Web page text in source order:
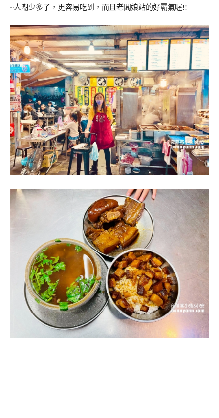
~人潮少多了，更容易吃到，而且老闆娘站的好霸氣喔!!